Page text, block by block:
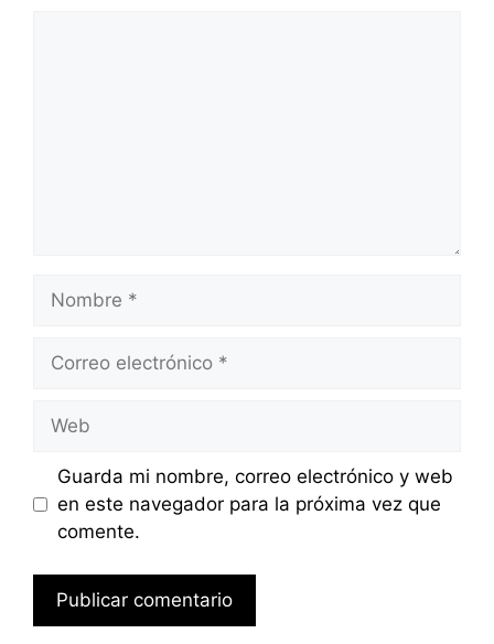
Nombre
Correo
Web
Guarda mi nombre, correo electrónico y web
en este navegador para la próxima vez que
comente.